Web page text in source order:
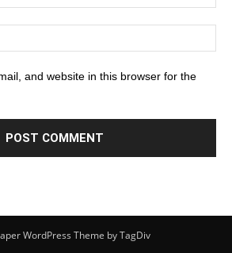
and website in this browser for the
WordPress Theme by TagDiv